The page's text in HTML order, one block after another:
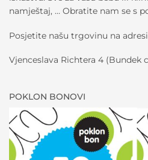
namještaj, … Obratite nam se s
Posjetite našu trgovinu na
Vjenceslava Richtera 4 (Bundek
POKLON BONOVI